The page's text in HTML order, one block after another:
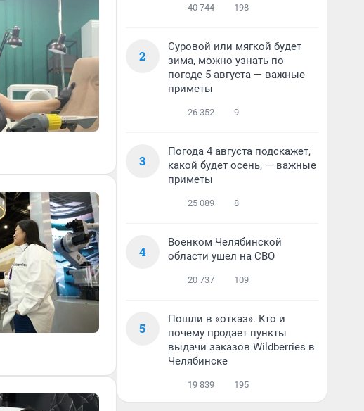
40 744 198
2
Суровой или мягкой будет
зима, можно узнать по
погоде 5 августа — важные
приметы
26 352 9
3
Погода 4 августа подскажет,
какой будет осень, — важные
приметы
25 089 8
4
Военком Челябинской
области ушел на СВО
20 737 109
5
Пошли в «отказ». Кто и
почему продает пункты
выдачи заказов Wildberries в
Челябинске
19 839 195